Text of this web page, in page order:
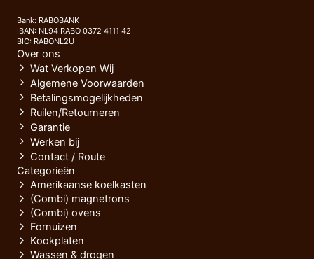
Bank: RABOBANK
IBAN: NL94 RABO 0372 4111 42
BIC: RABONL2U
Over ons
Wat Verkopen Wij
Algemene Voorwaarden
Betalingsmogelijkheden
Ruilen/Retourneren
Garantie
Werken bij
Contact / Route
Categorieën
Amerikaanse koelkasten
(Combi) magnetrons
(Combi) ovens
Fornuizen
Kookplaten
Wassen & drogen